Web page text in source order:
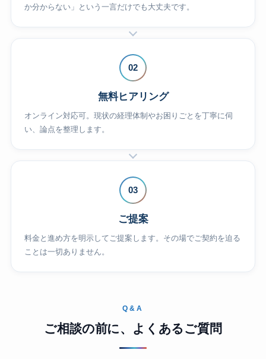
か分からない」という一言だけでも大丈夫です。
02
無料ヒアリング
オンライン対応可。現状の経理体制やお困りごとを丁寧に伺
い、論点を整理します。
03
ご提案
料金と進め方を明示してご提案します。その場でご契約を迫る
ことは一切ありません。
Q&A
ご相談の前に、よくあるご質問